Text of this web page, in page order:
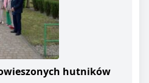
hutników